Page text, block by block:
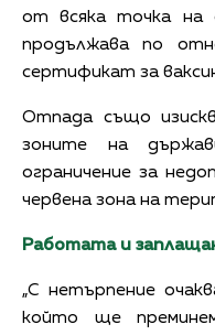
от всяка точка на
продължава по
сертификат за
Отпада също
зоните на
ограничение за
червена зона на
Работата и
„С нетърпение
който ще